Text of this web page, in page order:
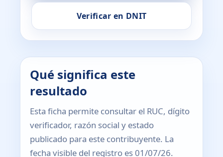
Verificar en DNIT
Qué significa este
resultado
Esta ficha permite consultar el RUC, dígito
verificador, razón social y estado
publicado para este contribuyente. La
fecha visible del registro es 01/07/26.